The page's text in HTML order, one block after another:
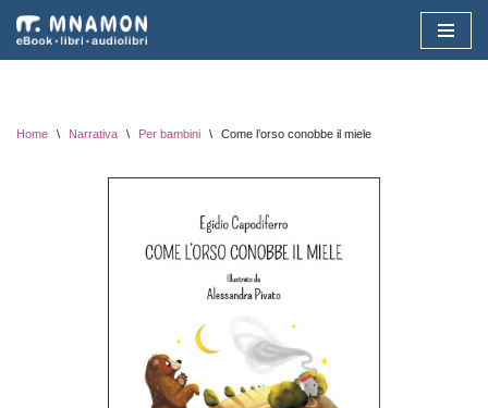
Vai
Home \ Narrativa \ Per bambini \ Come l’orso conobbe il miele